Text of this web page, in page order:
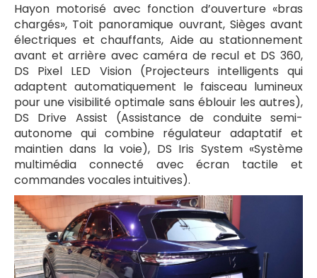
Hayon motorisé avec fonction d’ouverture «bras
chargés», Toit panoramique ouvrant, Sièges avant
électriques et chauffants, Aide au stationnement
avant et arrière avec caméra de recul et DS 360,
DS Pixel LED Vision (Projecteurs intelligents qui
adaptent automatiquement le faisceau lumineux
pour une visibilité optimale sans éblouir les autres),
DS Drive Assist (Assistance de conduite semi-
autonome qui combine régulateur adaptatif et
maintien dans la voie), DS Iris System «Système
multimédia connecté avec écran tactile et
commandes vocales intuitives).